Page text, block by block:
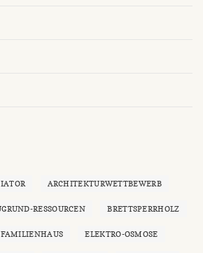
ARCHITEKTURWETTBEWERB
RESSOURCEN BRETTSPERRHOLZ
ELEKTRO-OSMOSE